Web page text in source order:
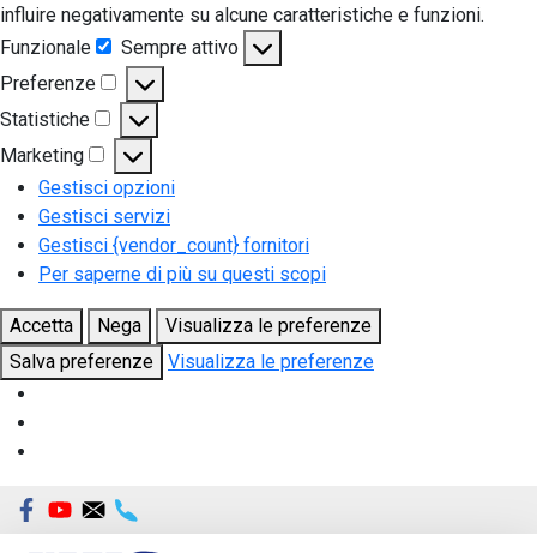
influire negativamente su alcune caratteristiche e funzioni.
Funzionale
Funzionale
Sempre attivo
Preferenze
Preferenze
Statistiche
Statistiche
Marketing
Marketing
Gestisci opzioni
Gestisci servizi
Gestisci {vendor_count} fornitori
Per saperne di più su questi scopi
Accetta Nega
Visualizza le preferenze
Salva preferenze
Visualizza le preferenze